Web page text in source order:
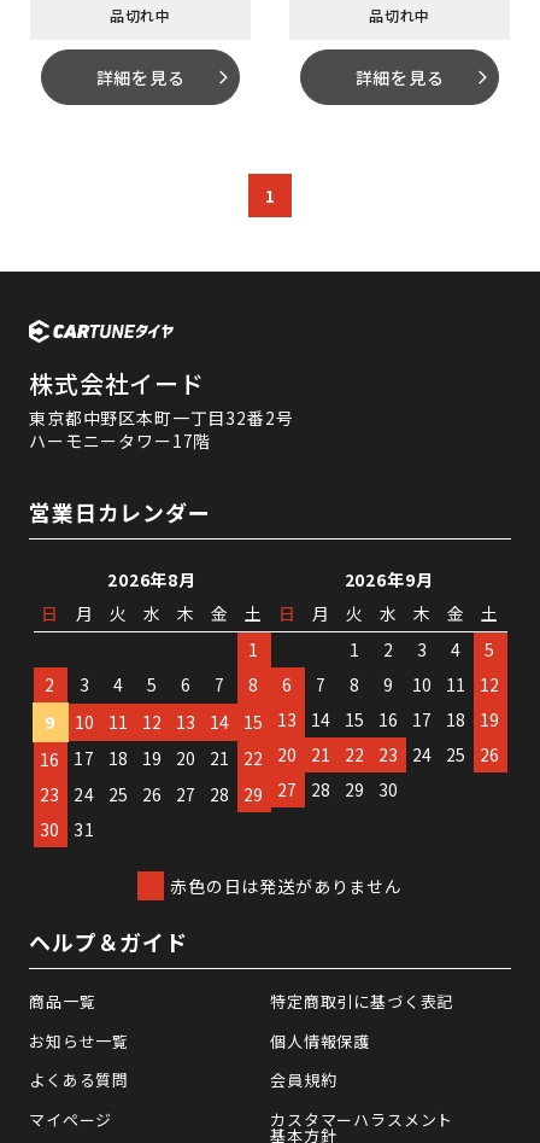
品切れ中
詳細を見る arrow_forward_ios
品切れ中
詳細を見る arrow_forward_ios
1
株式会社イード
東京都中野区本町一丁目32番2号
ハーモニータワー17階
営業日カレンダー
2026年8月
日
月 火 水 木 金
土
1
2
3 4 5 6 7
8
9
10 11 12 13 14
15
16
17 18 19 20 21
22
23
24 25 26 27 28
29
30
31
2026年9月
日
月 火 水 木 金
土
1
2 3 4
5
6
7 8 9 10 11
12
13
14 15 16 17 18
19
20
21 22 23 24 25
26
27
28 29 30
赤色の日は発送がありません
ヘルプ＆ガイド
商品一覧
お知らせ一覧
よくある質問
マイページ
特定商取引に基づく表記
個人情報保護
会員規約
カスタマーハラスメント
基本方針